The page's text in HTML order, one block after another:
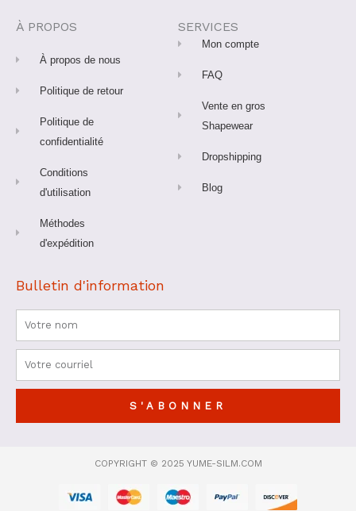
o
k
e
s
t
À PROPOS
À propos de nous
Politique de retour
Politique de
confidentialité
Conditions
d'utilisation
Méthodes
d'expédition
SERVICES
Mon compte
FAQ
Vente en gros
Shapewear
Dropshipping
Blog
Bulletin d'information
Nom
Courriel
S'ABONNER
COPYRIGHT © 2025 YUME-SILM.COM